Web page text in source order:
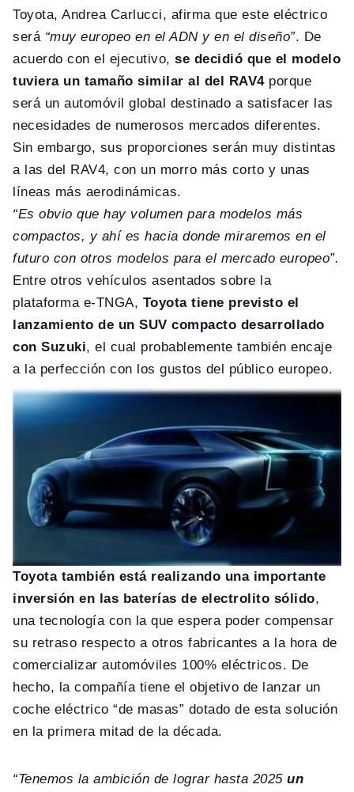
Toyota, Andrea Carlucci, afirma que este eléctrico
será “muy europeo en el ADN y en el diseño”. De
acuerdo con el ejecutivo,se decidió que el modelo
tuviera un tamaño similar al del RAV4porque
será un automóvil global destinado a satisfacer las
necesidades de numerosos mercados diferentes.
Sin embargo, sus proporciones serán muy distintas
a las del RAV4, con un morro más corto y unas
líneas más aerodinámicas.
“Es obvio que hay volumen para modelos más
compactos, y ahí es hacia donde miraremos en el
futuro con otros modelos para el mercado europeo”.
Entre otros vehículos asentados sobre la
plataforma e-TNGA, Toyota tiene previsto el
lanzamiento de un SUV compacto desarrollado
con Suzuki, el cual probablemente también encaje
a la perfección con los gustos del público europeo.
Toyota también está realizando una importante
inversión en las baterías de electrolito sólido,
una tecnología con la que espera poder compensar
su retraso respecto a otros fabricantes a la hora de
comercializar automóviles 100% eléctricos. De
hecho, la compañía tiene el objetivo de lanzar un
coche eléctrico “de masas” dotado de esta solución
en la primera mitad de la década.
“Tenemos la ambición de lograr hasta 2025un